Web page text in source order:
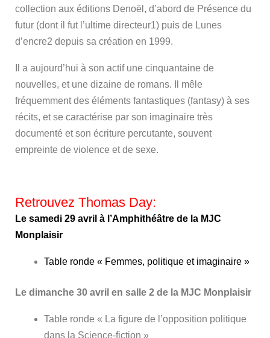
collection aux éditions Denoël, d’abord de Présence du
futur (dont il fut l’ultime directeur1) puis de Lunes
d’encre2 depuis sa création en 1999.
Il a aujourd’hui à son actif une cinquantaine de
nouvelles, et une dizaine de romans. Il mêle
fréquemment des éléments fantastiques (fantasy) à ses
récits, et se caractérise par son imaginaire très
documenté et son écriture percutante, souvent
empreinte de violence et de sexe.
Retrouvez Thomas Day:
Le samedi 29 avril à l’Amphithéâtre de la MJC
Monplaisir
Table ronde « Femmes, politique et imaginaire »
Le dimanche 30 avril en salle 2 de la MJC Monplaisir
Table ronde « La figure de l’opposition politique
dans la Science-fiction »